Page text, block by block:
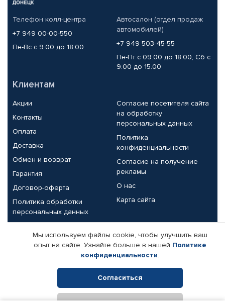
Телефон колл-центра
+7 949 00-00-550
Пн-Вс с 9.00 до 18.00
Автосалон (отдел продаж
автомобилей)
+7 949 503-45-55
Пн-Пт с 09.00 до 18.00, Сб с
9.00 до 15.00
Клиентам
Акции
Контакты
Оплата
Доставка
Обмен и возврат
Гарантия
Договор-оферта
Политика обработки
персональных данных
Согласие посетителя сайта
на обработку
персональных данных
Политика
конфиденциальности
Согласие на получение
рекламы
О нас
Карта сайта
Партнерам
Корпоративным клиентам
Поставщикам
Реквизиты компании
Мы используем файлы cookie, чтобы улучшить ваш
опыт на сайте. Узнайте больше в нашей Политике
конфиденциальности.
Согласиться